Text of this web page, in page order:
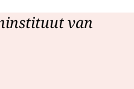
van